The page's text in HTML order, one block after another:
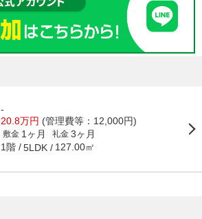
-
20.8万円 (管理費等：12,000円)
敷金 1ヶ月 礼金 3ヶ月
1階 5LDK 127.00㎡